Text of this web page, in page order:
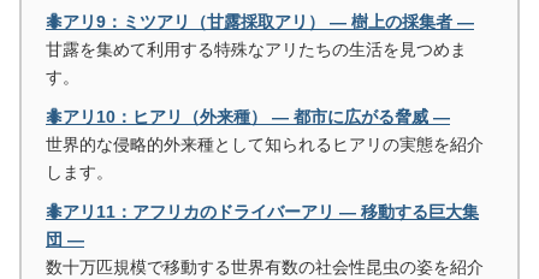
🐜アリ9：ミツアリ（甘露採取アリ） ― 樹上の採集者 ―
甘露を集めて利用する特殊なアリたちの生活を見つめま
す。
🐜アリ10：ヒアリ（外来種） ― 都市に広がる脅威 ―
世界的な侵略的外来種として知られるヒアリの実態を紹介
します。
🐜アリ11：アフリカのドライバーアリ ― 移動する巨大集
団 ―
数十万匹規模で移動する世界有数の社会性昆虫の姿を紹介